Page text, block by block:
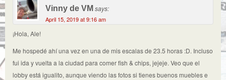
Vinny de VM says:
April 15, 2019 at 9:16 am
¡Hola, Ale!
Me hospedé ahí una vez en una de mis escalas de 23.5 horas :D. Incluso
fui ida y vuelta a la ciudad para comer fish & chips, jejeje. Veo que el
lobby está igualito, aunque viendo las fotos si tienes buenos muebles e